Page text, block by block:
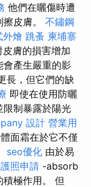
他們在曬傷時遭
皮膚。 不鏽鋼
外燴 跳蚤 柬埔寨
膚的損害增加
會產生嚴重的影
長，但它們的缺
即使在使用防曬
限制暴露於陽光
設計 營業用
面霜在於它不僅
seo優化 由於易
護照申請 -absorb
極作用。 但